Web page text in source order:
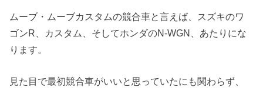
ムーブ・ムーブカスタムの競合車と言えば、スズキのワ
ゴンR、カスタム、そしてホンダのN-WGN、あたりにな
ります。
見た目で最初競合車がいいと思っていたにも関わらず、